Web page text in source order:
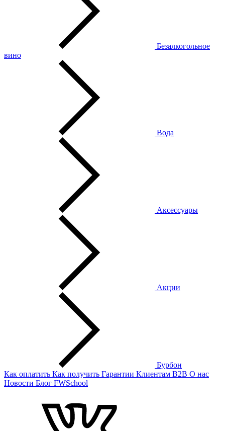
Безалкогольное
вино
Вода
Аксессуары
Акции
Бурбон
Как оплатить Как получить Гарантии Клиентам B2B О нас
Новости Блог FWSchool